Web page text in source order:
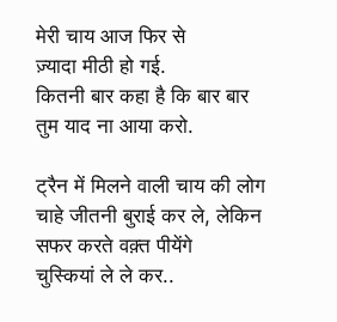
मेरी चाय आज फिर से
ज़्यादा मीठी हो गई.
कितनी बार कहा है कि बार बार
तुम याद ना आया करो.
ट्रैन में मिलने वाली चाय की लोग
चाहे जीतनी बुराई कर ले, लेकिन
सफर करते वक़्त पीयेंगे
चुस्कियां ले ले कर..